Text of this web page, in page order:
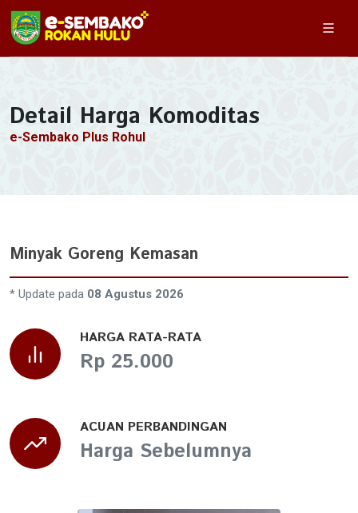
Detail Harga Komoditas
e-Sembako Plus Rohul
Minyak Goreng Kemasan
* Update pada 08 Agustus 2026
HARGA RATA-RATA
Rp 25.000
ACUAN PERBANDINGAN
Harga Sebelumnya